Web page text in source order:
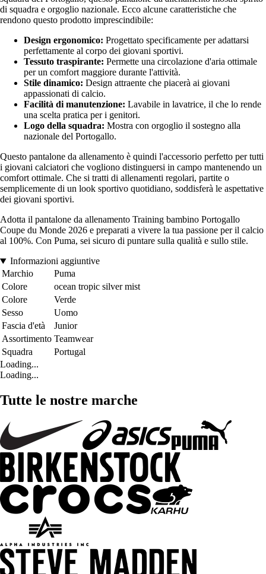
di squadra e orgoglio nazionale. Ecco alcune caratteristiche che
rendono questo prodotto imprescindibile:
Design ergonomico: Progettato specificamente per adattarsi
perfettamente al corpo dei giovani sportivi.
Tessuto traspirante: Permette una circolazione d'aria ottimale
per un comfort maggiore durante l'attività.
Stile dinamico: Design attraente che piacerà ai giovani
appassionati di calcio.
Facilità di manutenzione: Lavabile in lavatrice, il che lo rende
una scelta pratica per i genitori.
Logo della squadra: Mostra con orgoglio il sostegno alla
nazionale del Portogallo.
Questo pantalone da allenamento è quindi l'accessorio perfetto per tutti
i giovani calciatori che vogliono distinguersi in campo mantenendo un
comfort ottimale. Che si tratti di allenamenti regolari, partite o
semplicemente di un look sportivo quotidiano, soddisferà le aspettative
dei giovani sportivi.
Adotta il pantalone da allenamento Training bambino Portogallo
Coupe du Monde 2026 e preparati a vivere la tua passione per il calcio
al 100%. Con Puma, sei sicuro di puntare sulla qualità e sullo stile.
Informazioni aggiuntive
Marchio
Puma
Colore
ocean tropic silver mist
Colore
Verde
Sesso
Uomo
Fascia d'età
Junior
Assortimento Teamwear
Squadra
Portugal
Loading...
Loading...
Tutte le nostre marche